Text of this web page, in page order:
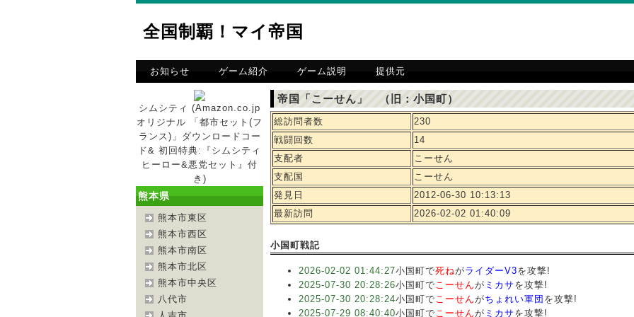
全国制覇！マイ帝国
お知らせ ゲーム紹介 ゲーム説明 提供元
シムシティ (Amazon.co.jp
オリジナル 「都市セット(フ
ランス)」ダウンロードコー
ド& 初回特典:『シムシティ
ヒーロー&悪党セット』付
き)
熊本県
熊本市東区
熊本市西区
熊本市南区
熊本市北区
熊本市中央区
八代市
帝国「こーせん」 （旧：小国町）
総訪問者数
230
戦闘回数
14
支配者
こーせん
支配国
こーせん
発見日
2012-06-30 10:13:13
最新訪問
2026-02-02 01:40:09
小国町戦記
2026-02-02 01:44:27小国町で死ねがライダーV3を攻撃!
2025-07-30 20:28:26小国町でこーせんが ミカサを攻撃!
2025-07-30 20:28:24小国町でこーせんがちょれい軍団 を攻撃!
2025-07-29 08:40:40小国町でこーせんが ミカサを攻撃!